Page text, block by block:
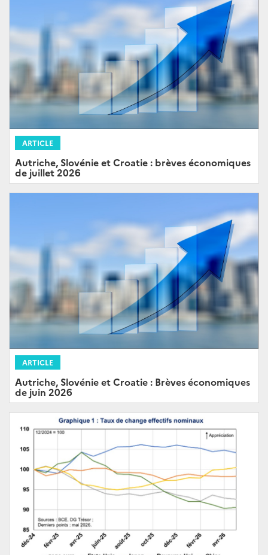
ARTICLE
Autriche, Slovénie et Croatie : brèves économiques
de juillet 2026
ARTICLE
Autriche, Slovénie et Croatie : Brèves économiques
de juin 2026